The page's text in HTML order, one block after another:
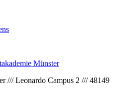
Münster
/// Leonardo Campus 2 /// 48149